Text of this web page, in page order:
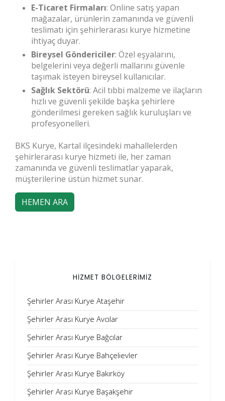
E-Ticaret Firmaları: Online satış yapan
mağazalar, ürünlerin zamanında ve güvenli
teslimatı için şehirlerarası kurye hizmetine
ihtiyaç duyar.
Bireysel Göndericiler: Özel eşyalarını,
belgelerini veya değerli mallarını güvenle
taşımak isteyen bireysel kullanıcılar.
Sağlık Sektörü: Acil tıbbi malzeme ve ilaçların
hızlı ve güvenli şekilde başka şehirlere
gönderilmesi gereken sağlık kuruluşları ve
profesyonelleri.
BKS Kurye, Kartal ilçesindeki mahallelerden
şehirlerarası kurye hizmeti ile, her zaman
zamanında ve güvenli teslimatlar yaparak,
müşterilerine üstün hizmet sunar.
HEMEN ARA
HİZMET BÖLGELERİMİZ
Şehirler Arası Kurye Ataşehir
Şehirler Arası Kurye Avcılar
Şehirler Arası Kurye Bağcılar
Şehirler Arası Kurye Bahçelievler
Şehirler Arası Kurye Bakırköy
Şehirler Arası Kurye Başakşehir